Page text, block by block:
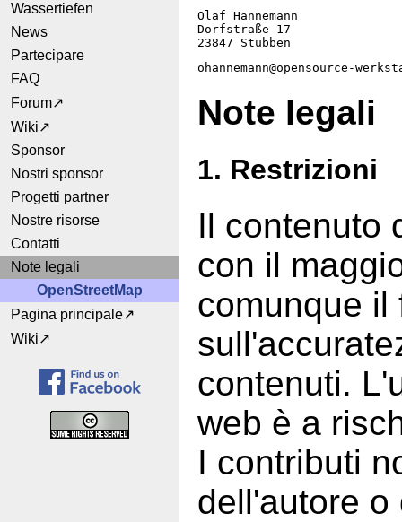
Wassertiefen
News
Partecipare
FAQ
Forum
Wiki
Sponsor
Nostri sponsor
Progetti partner
Nostre risorse
Contatti
Note legali
OpenStreetMap
Pagina principale
Wiki
Olaf Hannemann
Dorfstraße 17
23847 Stubben
ohannemann@opensource-
Note legali
1. Restrizioni
Il contenuto
con il
comunque il
contenuti.
web è a
I contributi
dell'autore o